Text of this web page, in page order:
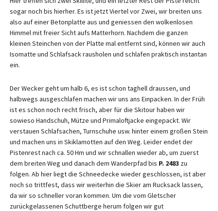
sogar noch bis hierher. Es ist jetzt Viertel vor Zwei, wir breiten uns
also auf einer Betonplatte aus und geniessen den wolkenlosen
Himmel mit freier Sicht aufs Matterhorn. Nachdem die ganzen
kleinen Steinchen von der Platte mal entfernt sind, können wir auch
Isomatte und Schlafsack rausholen und schlafen praktisch instantan
ein.
Der Wecker geht um halb 6, es ist schon taghell draussen, und
halbwegs ausgeschlafen machen wir uns ans Einpacken. In der Früh
ist es schon noch recht frisch, aber für die Skitour haben wir
sowieso Handschuh, Mütze und Primaloftjacke eingepackt. Wir
verstauen Schlafsachen, Turnschuhe usw. hinter einem großen Stein
und machen uns in Skiklamotten auf den Weg. Leider endet der
Pistenrest nach ca. 50 Hm und wir schnallen wieder ab, um zuerst
dem breiten Weg und danach dem Wanderpfad bis P. 2483 zu
folgen. Ab hier liegt die Schneedecke wieder geschlossen, ist aber
noch so trittfest, dass wir weiterhin die Skier am Rucksack lassen,
da wir so schneller voran kommen. Um die vom Gletscher
zurückgelassenen Schuttberge herum folgen wir gut